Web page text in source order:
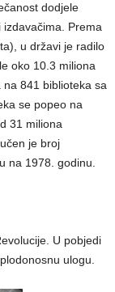
dodjele
Prema
u državi je radilo
oko 10.3 miliona
841 biblioteka sa
se popeo na
31 miliona
je broj
na 1978. godinu.
U pobjedi
ulogu.